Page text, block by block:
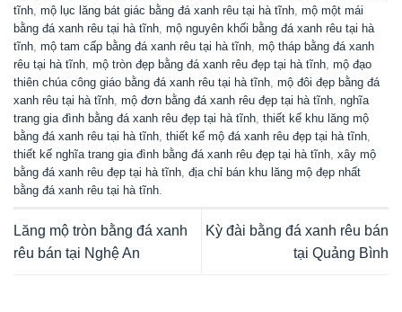
tĩnh, mộ lục lăng bát giác bằng đá xanh rêu tại hà tĩnh, mộ một mái
bằng đá xanh rêu tại hà tĩnh, mộ nguyên khối bằng đá xanh rêu tại hà
tĩnh, mộ tam cấp bằng đá xanh rêu tại hà tĩnh, mộ tháp bằng đá xanh
rêu tại hà tĩnh, mộ tròn đẹp bằng đá xanh rêu đẹp tại hà tĩnh, mộ đạo
thiên chúa công giáo bằng đá xanh rêu tại hà tĩnh, mộ đôi đẹp bằng đá
xanh rêu tại hà tĩnh, mộ đơn bằng đá xanh rêu đẹp tại hà tĩnh, nghĩa
trang gia đình bằng đá xanh rêu đẹp tại hà tĩnh, thiết kế khu lăng mộ
bằng đá xanh rêu tại hà tĩnh, thiết kế mộ đá xanh rêu đẹp tại hà tĩnh,
thiết kế nghĩa trang gia đình bằng đá xanh rêu đẹp tại hà tĩnh, xây mộ
bằng đá xanh rêu đẹp tại hà tĩnh, địa chỉ bán khu lăng mộ đẹp nhất
bằng đá xanh rêu tại hà tĩnh.
Lăng mộ tròn bằng đá xanh
rêu bán tại Nghệ An
Kỳ đài bằng đá xanh rêu bán
tại Quảng Bình